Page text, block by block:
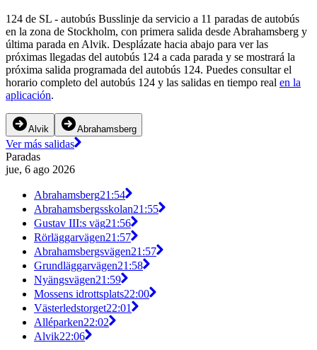
124 de SL - autobús Busslinje da servicio a 11 paradas de autobús
en la zona de Stockholm, con primera salida desde Abrahamsberg y
última parada en Alvik. Desplázate hacia abajo para ver las
próximas llegadas del autobús 124 a cada parada y se mostrará la
próxima salida programada del autobús 124. Puedes consultar el
horario completo del autobús 124 y las salidas en tiempo real en la
aplicación.
Alvik Abrahamsberg
Ver más salidas
Paradas
jue, 6 ago 2026
Abrahamsberg21:54
Abrahamsbergsskolan21:55
Gustav III:s väg21:56
Rörläggarvägen21:57
Abrahamsbergsvägen21:57
Grundläggarvägen21:58
Nyängsvägen21:59
Mossens idrottsplats22:00
Västerledstorget22:01
Alléparken22:02
Alvik22:06